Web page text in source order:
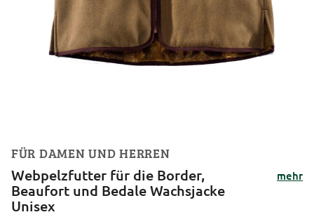
FÜR DAMEN UND HERREN
Webpelzfutter für die Border,
Beaufort und Bedale Wachsjacke
Unisex
mehr